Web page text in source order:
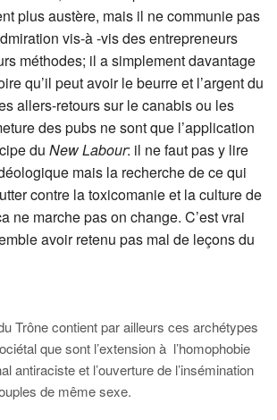
plus austère, mais il ne communie pas
vis-à -vis des entrepreneurs
méthodes; il a simplement davantage
qu’il peut avoir le beurre et l’argent du
allers-retours sur le canabis ou les
des pubs ne sont que l’application
du New Labour: il ne faut pas y lire
mais la recherche de ce qui
contre la toxicomanie et la culture de
ne marche pas on change. C’est vrai
avoir retenu pas mal de leçons du
Trône contient par ailleurs ces archétypes
que sont l’extension à l’homophobie
antiraciste et l’ouverture de l’insémination
de même sexe.